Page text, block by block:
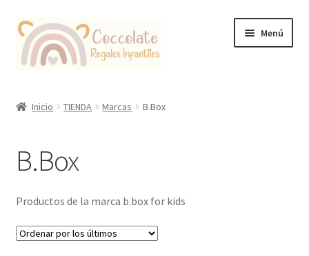
Ir
la
Ir
contenido
Menú
Inicio TIENDA Marcas B.Box
B.Box
Productos de la marca b.box for kids